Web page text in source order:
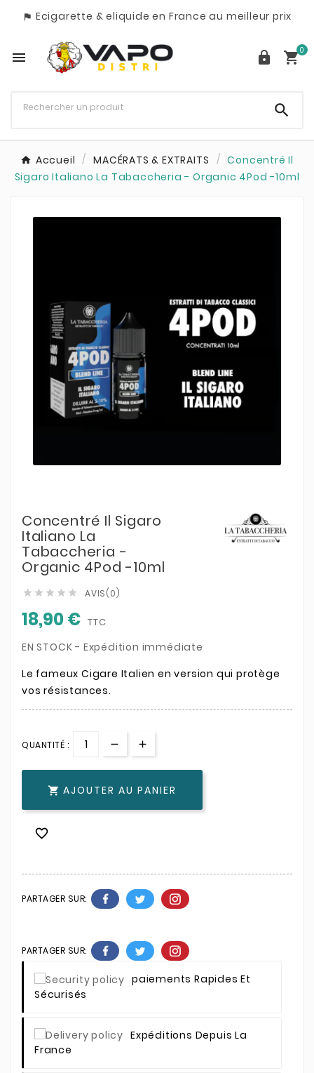
 Ecigarette & eliquide en France au meilleur prix
  0

Accueil MACÉRATS & EXTRAITS
Concentré Il
Sigaro Italiano La Tabaccheria - Organic 4Pod -10ml
Concentré Il Sigaro
Italiano La
Tabaccheria -
Organic 4Pod -10ml
     AVIS(0)
18,90 € TTC
EN STOCK - Expédition immédiate
Le fameux Cigare Italien en version qui protège
vos résistances.
QUANTITÉ :
 AJOUTER AU PANIER

PARTAGER SUR:
PARTAGER SUR:
Paiements Rapides Et
Sécurisés
Expéditions Depuis La
France